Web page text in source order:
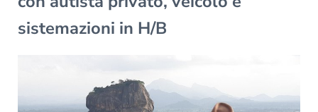
sistemazioni in H/B